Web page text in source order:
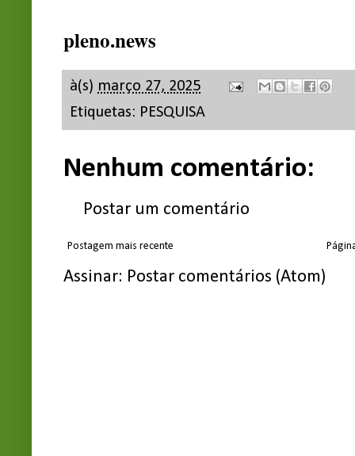
pleno.news
à(s) março 27, 2025
Etiquetas: PESQUISA
Nenhum comentário:
Postar um comentário
Postagem mais recente
Assinar: Postar comentários (Atom)